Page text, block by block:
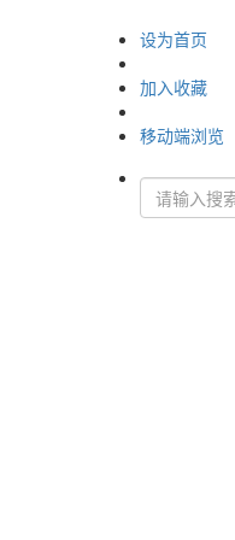
设为首页
加入收藏
移动端浏览